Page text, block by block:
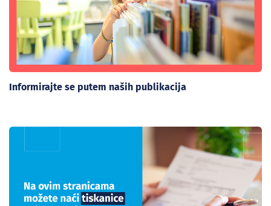
Informirajte se putem naših publikacija